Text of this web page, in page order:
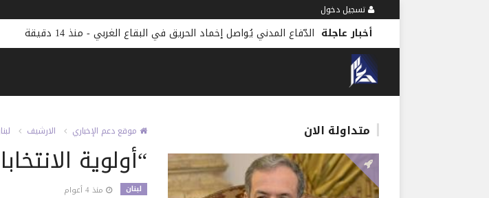
تسجيل دخول
أخبار عاجلة
موقع دعم الإخباري الارشيف
“أولوية
لبنان منذ 4 أعوام
متداولة الان